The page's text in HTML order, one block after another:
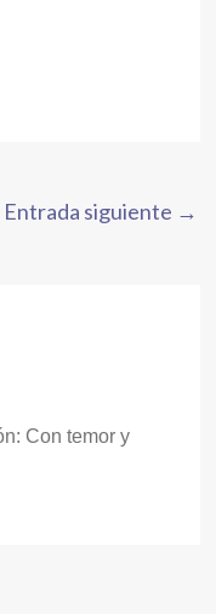
Entrada siguiente →
Con temor y